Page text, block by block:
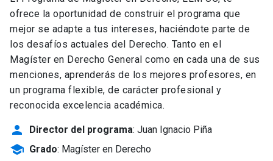
ofrece la oportunidad de construir el programa que
mejor se adapte a tus intereses, haciéndote parte de
los desafíos actuales del Derecho. Tanto en el
Magíster en Derecho General como en cada una de sus
menciones, aprenderás de los mejores profesores, en
un programa flexible, de carácter profesional y
reconocida excelencia académica.
person Director del programa: Juan Ignacio Piña
school Grado: Magíster en Derecho